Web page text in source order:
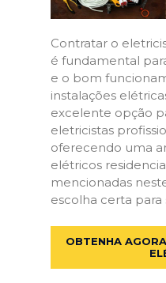
Contratar o
é fundamental
e o bom
instalações
excelente opção
eletricistas
oferecendo uma
elétricos
mencionadas
escolha certa para
OBTENHA